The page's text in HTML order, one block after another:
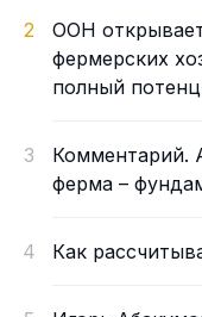
2
ООН
фермерских
полный
3
Комментарий.
ферма –
4 Как